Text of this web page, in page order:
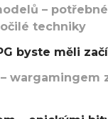
–
techniky
byste měli
wargamingem